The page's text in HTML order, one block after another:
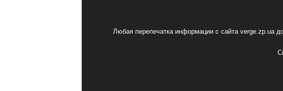
Любая перепечатка информации с сайта verge.zp.ua